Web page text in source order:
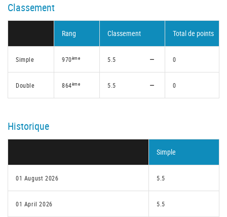
Classement
Rang Classement Total de points
Simple 970ème 5.5 0
Double 864ème 5.5 0
Historique
Simple
01 August 2026 5.5
01 April 2026 5.5